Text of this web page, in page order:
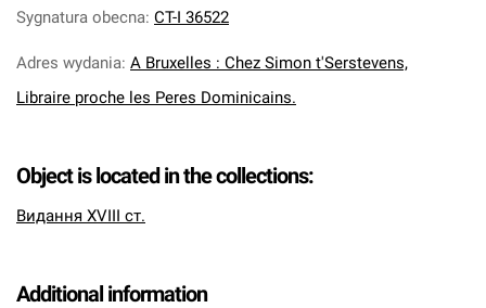
Sygnatura obecna: CT-I 36522
Adres wydania: A Bruxelles : Chez Simon t'Serstevens,
Libraire proche les Peres Dominicains.
Object is located in the collections:
Видання XVIII ст.
Additional information